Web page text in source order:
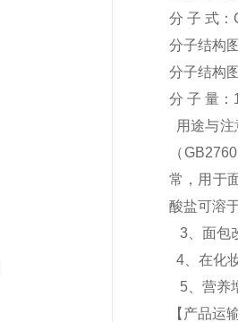
分 子 式
分子结构
分子结构
分 子 量：
用途与注
（
常，用于
酸盐可溶
3、面包
4、在化
5、营养
【产品运